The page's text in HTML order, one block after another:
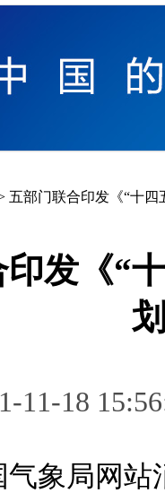
五部门联合印发《“十
发《“
11-18
局网站